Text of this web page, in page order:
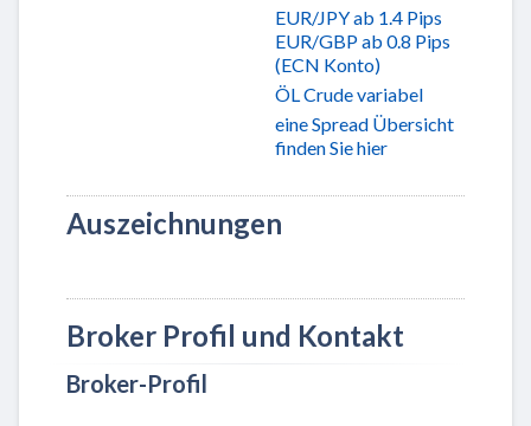
EUR/JPY ab 1.4 Pips
EUR/GBP ab 0.8 Pips
(ECN Konto)
ÖL Crude variabel
eine Spread Übersicht
finden Sie hier
Auszeichnungen
Broker Profil und Kontakt
Broker-Profil